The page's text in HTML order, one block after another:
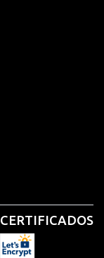
CERTIFICADOS